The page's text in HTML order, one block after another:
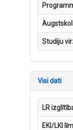
Studiju
Visi dati
LR
EKI/LKI